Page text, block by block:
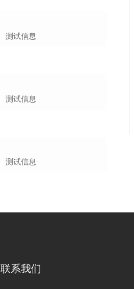
测试信息
测试信息
测试信息
联系我们